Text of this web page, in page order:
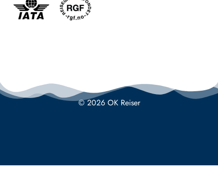
© 2026 OK Reiser